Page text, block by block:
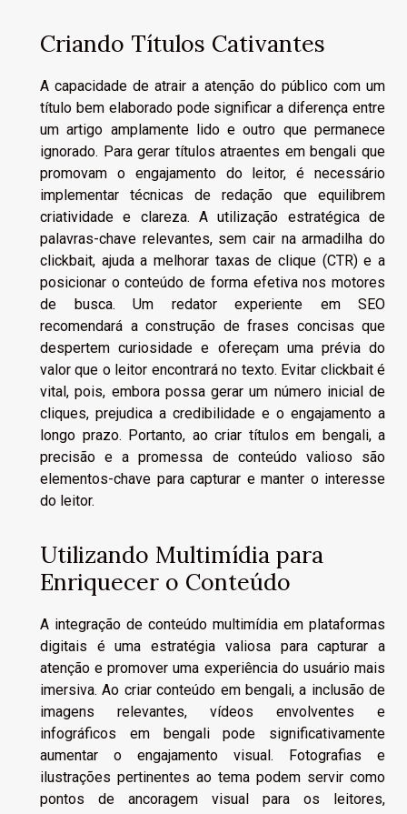
Criando Títulos Cativantes
A capacidade de atrair a atenção do público com um
título bem elaborado pode significar a diferença entre
um artigo amplamente lido e outro que permanece
ignorado. Para gerar títulos atraentes em bengali que
promovam o engajamento do leitor, é necessário
implementar técnicas de redação que equilibrem
criatividade e clareza. A utilização estratégica de
palavras-chave relevantes, sem cair na armadilha do
clickbait, ajuda a melhorar taxas de clique (CTR) e a
posicionar o conteúdo de forma efetiva nos motores
de busca. Um redator experiente em SEO
recomendará a construção de frases concisas que
despertem curiosidade e ofereçam uma prévia do
valor que o leitor encontrará no texto. Evitar clickbait é
vital, pois, embora possa gerar um número inicial de
cliques, prejudica a credibilidade e o engajamento a
longo prazo. Portanto, ao criar títulos em bengali, a
precisão e a promessa de conteúdo valioso são
elementos-chave para capturar e manter o interesse
do leitor.
Utilizando Multimídia para
Enriquecer o Conteúdo
A integração de conteúdo multimídia em plataformas
digitais é uma estratégia valiosa para capturar a
atenção e promover uma experiência do usuário mais
imersiva. Ao criar conteúdo em bengali, a inclusão de
imagens relevantes, vídeos envolventes e
infográficos em bengali pode significativamente
aumentar o engajamento visual. Fotografias e
ilustrações pertinentes ao tema podem servir como
pontos de ancoragem visual para os leitores,